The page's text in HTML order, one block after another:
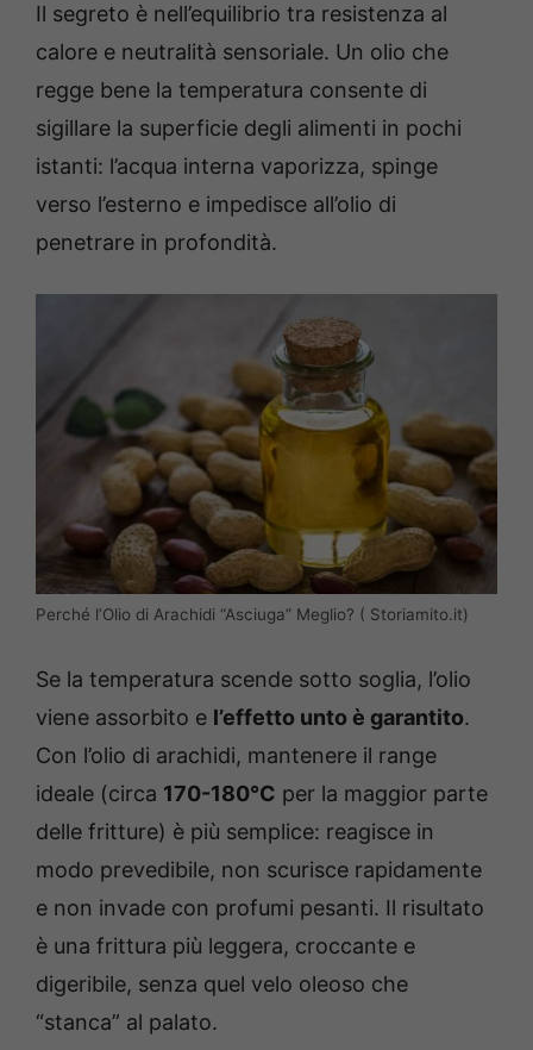
Il segreto è nell’equilibrio tra resistenza al
calore e neutralità sensoriale. Un olio che
regge bene la temperatura consente di
sigillare la superficie degli alimenti in pochi
istanti: l’acqua interna vaporizza, spinge
verso l’esterno e impedisce all’olio di
penetrare in profondità.
Perché l’Olio di Arachidi “Asciuga” Meglio? ( Storiamito.it)
Se la temperatura scende sotto soglia, l’olio
viene assorbito e l’effetto unto è garantito.
Con l’olio di arachidi, mantenere il range
ideale (circa 170-180°C per la maggior parte
delle fritture) è più semplice: reagisce in
modo prevedibile, non scurisce rapidamente
e non invade con profumi pesanti. Il risultato
è una frittura più leggera, croccante e
digeribile, senza quel velo oleoso che
“stanca” al palato.